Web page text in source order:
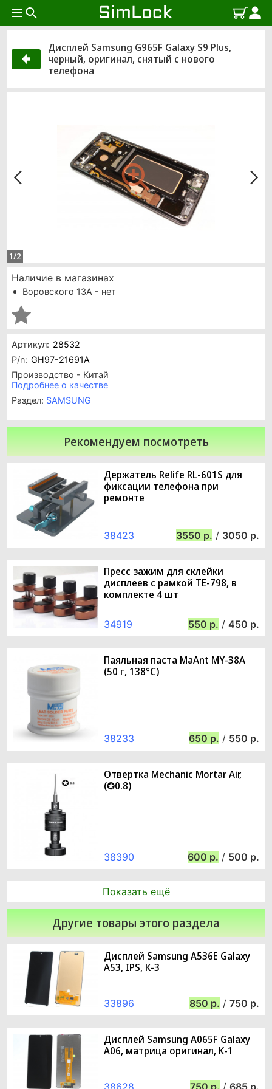
Дисплей Samsung G965F Galaxy S9 Plus,
черный, оригинал, снятый с нового
телефона
1/2
Артикул: 28532
P/n: GH97-21691A
Производство - Китай
Подробнее о качестве
Раздел: SAMSUNG
Наличие в магазинах
Воровского 13А - нет
Рекомендуем посмотреть
Держатель Relife RL-601S для
фиксации телефона при
ремонте
38423 3550 / 3050
Пресс зажим для склейки
дисплеев с рамкой TE-798, в
комплекте 4 шт
34919 550 / 450
Паяльная паста MaAnt MY-38A
(50 г, 138°C)
38233 650 / 550
Отвертка Mechanic Mortar Air,
(✪0.8)
38390 600 / 500
Показать ещё
Другие товары этого раздела
Дисплей Samsung A536E Galaxy
A53, IPS, К-3
33896 850 / 750
Дисплей Samsung A065F Galaxy
A06, матрица оригинал, К-1